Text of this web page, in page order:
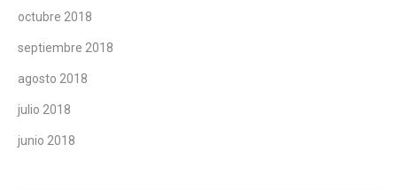
octubre 2018
septiembre 2018
agosto 2018
julio 2018
junio 2018